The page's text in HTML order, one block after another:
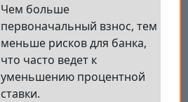
Чем больше
первоначальный взнос, тем
меньше рисков для банка,
что часто ведет к
уменьшению процентной
ставки.